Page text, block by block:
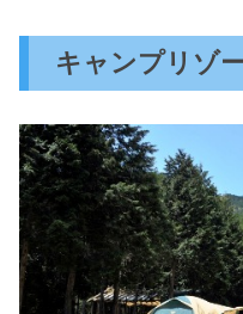
キャンプリゾ